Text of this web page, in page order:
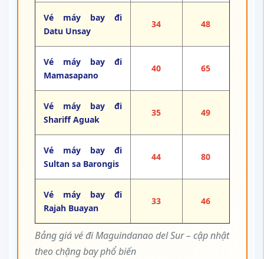
Bảng giá vé đi Maguindanao del Sur – cập nhật
theo chặng bay phổ biến
Vé máy bay đi
Datu Unsay
34 48
Vé máy bay đi
Mamasapano
40 65
Vé máy bay đi
Shariff Aguak
35 49
Vé máy bay đi
Sultan sa Barongis
44 80
Vé máy bay đi
Rajah Buayan
33 46